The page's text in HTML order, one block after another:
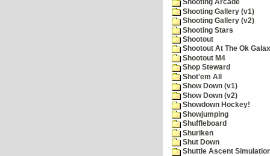
Shooting Arcade
Shooting Gallery (v1)
Shooting Gallery (v2)
Shooting Stars
Shootout
Shootout At The Ok
Shootout M4
Shop Steward
Shot'em All
Show Down (v1)
Show Down (v2)
Showdown Hockey!
Showjumping
Shuffleboard
Shuriken
Shut Down
Shuttle Ascent